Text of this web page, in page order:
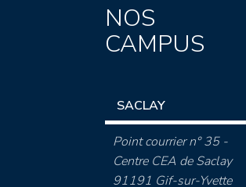
NOS
CAMPUS
SACLAY
Point courrier n° 35 -
Centre CEA de Saclay
91191 Gif-sur-Yvette